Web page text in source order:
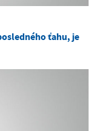
ťahu, je